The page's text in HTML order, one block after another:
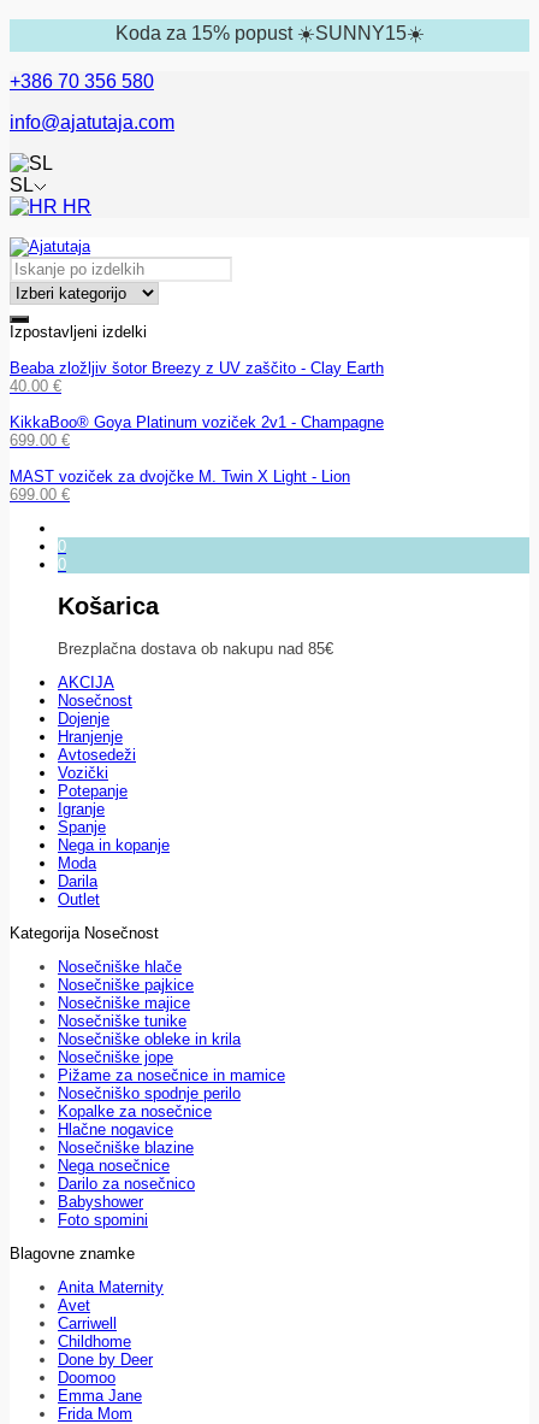
Koda za 15% popust ☀️SUNNY15☀️
+386 70 356 580
info@ajatutaja.com
SL
HR
Izpostavljeni izdelki
Beaba zložljiv šotor Breezy z UV zaščito - Clay Earth
40.00 €
KikkaBoo® Goya Platinum voziček 2v1 - Champagne
699.00 €
MAST voziček za dvojčke M. Twin X Light - Lion
699.00 €
0
0
Košarica
Brezplačna dostava ob nakupu nad 85€
AKCIJA
Nosečnost
Dojenje
Hranjenje
Avtosedeži
Vozički
Potepanje
Igranje
Spanje
Nega in kopanje
Moda
Darila
Outlet
Kategorija Nosečnost
Nosečniške hlače
Nosečniške pajkice
Nosečniške majice
Nosečniške tunike
Nosečniške obleke in krila
Nosečniške jope
Pižame za nosečnice in mamice
Nosečniško spodnje perilo
Kopalke za nosečnice
Hlačne nogavice
Nosečniške blazine
Nega nosečnice
Darilo za nosečnico
Babyshower
Foto spomini
Blagovne znamke
Anita Maternity
Avet
Carriwell
Childhome
Done by Deer
Doomoo
Emma Jane
Frida Mom